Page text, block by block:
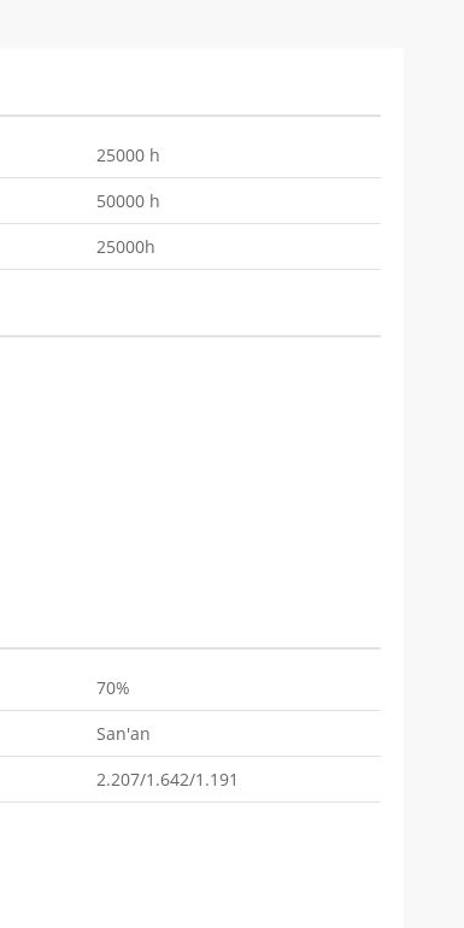
25000 h
50000 h
25000h
70%
San'an
2.207/1.642/1.191